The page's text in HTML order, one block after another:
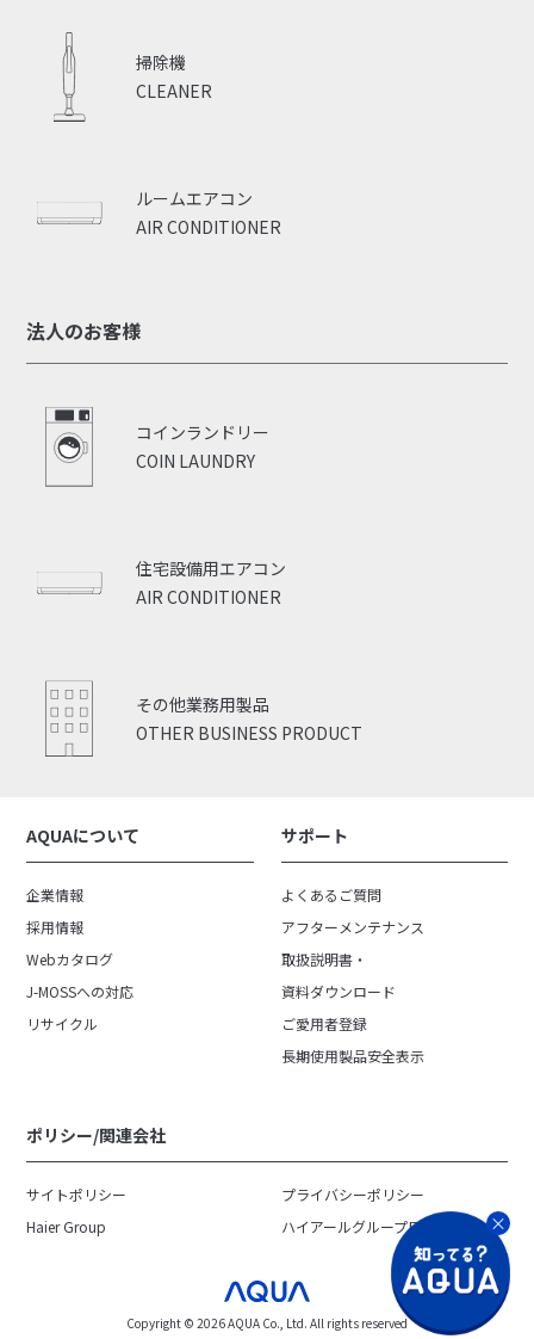
CLEANER
掃除機
AIR CONDITIONER
ルームエアコン
法人のお客様
COIN LAUNDRY
コインランドリー
AIR CONDITIONER
住宅設備用エアコン
OTHER BUSINESS PRODUCT
その他業務用製品
AQUAについて
企業情報
採用情報
Webカタログ
J-MOSSへの対応
リサイクル
サポート
よくあるご質問
アフターメンテナンス
取扱説明書・
資料ダウンロード
ご愛用者登録
長期使用製品安全表示
ポリシー/関連会社
サイトポリシー
プライバシーポリシー
Haier Group
ハイアールグループ日本地域
Copyright ©︎ 2026 AQUA Co., Ltd. All rights reserved